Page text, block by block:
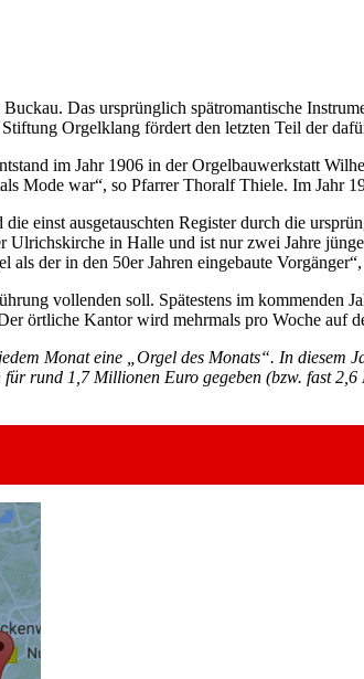
Das ursprünglich spätromantische
Orgelklang fördert den letzten Teil der
im Jahr 1906 in der Orgelbauwerkstatt
Mode war“, so Pfarrer Thoralf Thiele. Im Jahr
einst ausgetauschten Register durch die
in Halle und ist nur zwei Jahre
als der in den 50er Jahren eingebaute
vollenden soll. Spätestens im kommenden
örtliche Kantor wird mehrmals pro Woche auf
Monat eine „Orgel des Monats“. In diesem
rund 1,7 Millionen Euro gegeben (bzw. fast